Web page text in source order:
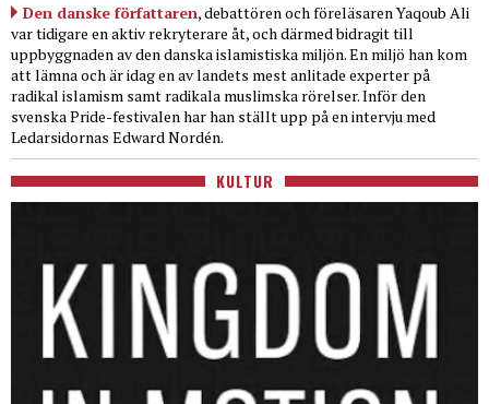
Den danske författaren, debattören och föreläsaren Yaqoub Ali
var tidigare en aktiv rekryterare åt, och därmed bidragit till
uppbyggnaden av den danska islamistiska miljön. En miljö han kom
att lämna och är idag en av landets mest anlitade experter på
radikal islamism samt radikala muslimska rörelser. Inför den
svenska Pride-festivalen har han ställt upp på en intervju med
Ledarsidornas Edward Nordén.
KULTUR